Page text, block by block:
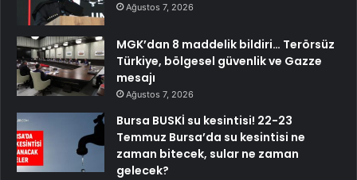
Ağustos 7, 2026
MGK’dan 8 maddelik bildiri… Terörsüz
Türkiye, bölgesel güvenlik ve Gazze
mesajı
Ağustos 7, 2026
Bursa BUSKİ su kesintisi! 22-23
Temmuz Bursa’da su kesintisi ne
zaman bitecek, sular ne zaman
gelecek?